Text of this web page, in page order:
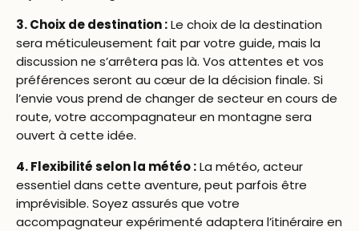
3. Choix de destination :Le choix de la destination
sera méticuleusement fait par votre guide, mais la
discussion ne s’arrêtera pas là. Vos attentes et vos
préférences seront au cœur de la décision finale. Si
l’envie vous prend de changer de secteur en cours de
route, votre accompagnateur en montagne sera
ouvert à cette idée.
4. Flexibilité selon la météo :La météo, acteur
essentiel dans cette aventure, peut parfois être
imprévisible. Soyez assurés que votre
accompagnateur expérimenté adaptera l’itinéraire en